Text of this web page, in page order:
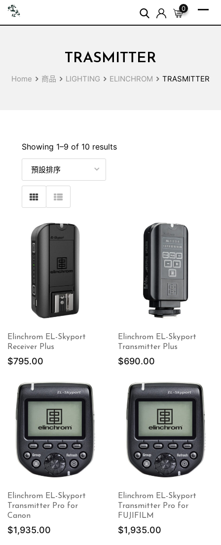
Skip
0
TRASMITTER
Home 商品 LIGHTING ELINCHROM TRASMITTER
Showing 1–9 of 10 results
Elinchrom EL-Skyport
Receiver Plus
$795.00
Elinchrom EL-Skyport
Transmitter Plus
$690.00
Elinchrom EL-Skyport
Transmitter Pro for
Canon
$1,935.00
Elinchrom EL-Skyport
Transmitter Pro for
FUJIFILM
$1,935.00